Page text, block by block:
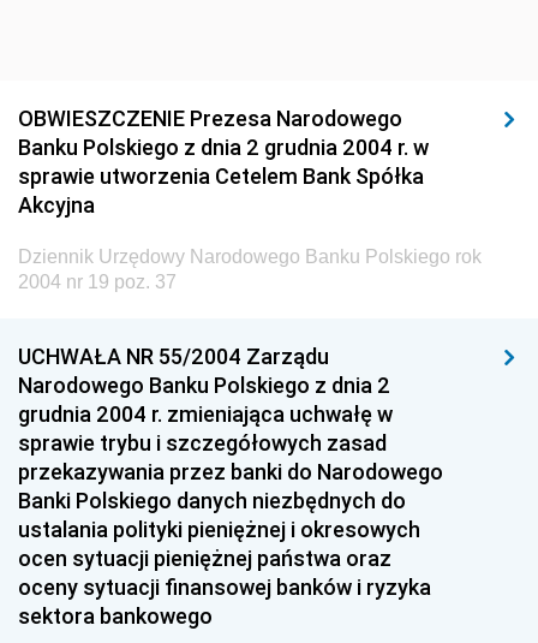
Środowiska
Dziennik Urzędowy Ministerstwa Administracji,
Gospodarki Terenowej i Ochrony Środowiska
Gospodarki Przestrzennej
Dziennik Urzędowy Ministerstwa Przemysłu
Chemicznego i Lekkiego
Dziennik Urzędowy Ministerstwa Rolnictwa i
Gospodarki Żywnościowej
Dziennik Urzędowy Ministra Rodziny, Pracy i Polityki
Społecznej
Dziennik Urzędowy Ministra Cyfryzacji
Dziennik Urzędowy Ministra Rozwoju
OBWIESZCZENIE Prezesa Narodowego
Banku Polskiego z dnia 2 grudnia 2004 r. w
sprawie utworzenia Cetelem Bank Spółka
Akcyjna
Dziennik Urzędowy Narodowego Banku Polskiego rok
2004 nr 19 poz. 37
UCHWAŁA NR 55/2004 Zarządu
Narodowego Banku Polskiego z dnia 2
grudnia 2004 r. zmieniająca uchwałę w
sprawie trybu i szczegółowych zasad
przekazywania przez banki do Narodowego
Banki Polskiego danych niezbędnych do
ustalania polityki pieniężnej i okresowych
ocen sytuacji pieniężnej państwa oraz
oceny sytuacji finansowej banków i ryzyka
sektora bankowego